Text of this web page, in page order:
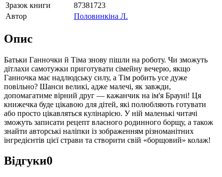
Зразок книги
87381723
Автор
Половинкіна Л.
Опис
Батьки Ганночки й Тіма знову пішли на роботу. Чи зможуть
дітлахи самотужки приготувати сімейну вечерю, якщо
Ганночка має надлюдську силу, а Тім робить усе дуже
повільно? Шанси великі, адже малечі, як завжди,
допомагатиме вірний друг — кажанчик на ім'я Брауні! Ця
книжечка буде цікавою для дітей, які полюбляють готувати
або просто цікавляться кулінарією. У ній маленькі читачі
зможуть записати рецепт власного родинного борщу, а також
знайти авторські наліпки із зображенням різноманітних
інгредієнтів цієї страви та створити свій «борщовий» колаж!
Відгуки0